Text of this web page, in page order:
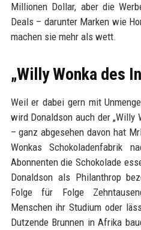
Millionen Dollar, aber die
Deals – darunter Marken wie
machen sie mehr als wett.
„Willy Wonka des
Weil er dabei gern mit
wird Donaldson auch der „Willy
– ganz abgesehen davon hat
Wonkas Schokoladenfabrik
Abonnenten die Schokolade
Donaldson als Philanthrop
Folge für Folge
Menschen ihr Studium oder
Dutzende Brunnen in Afrika